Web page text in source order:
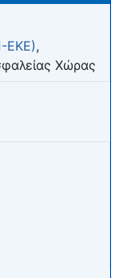
ΕΚΕ),
Χώρας